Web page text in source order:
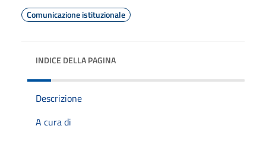
Comunicazione istituzionale
INDICE DELLA PAGINA
Descrizione
A cura di